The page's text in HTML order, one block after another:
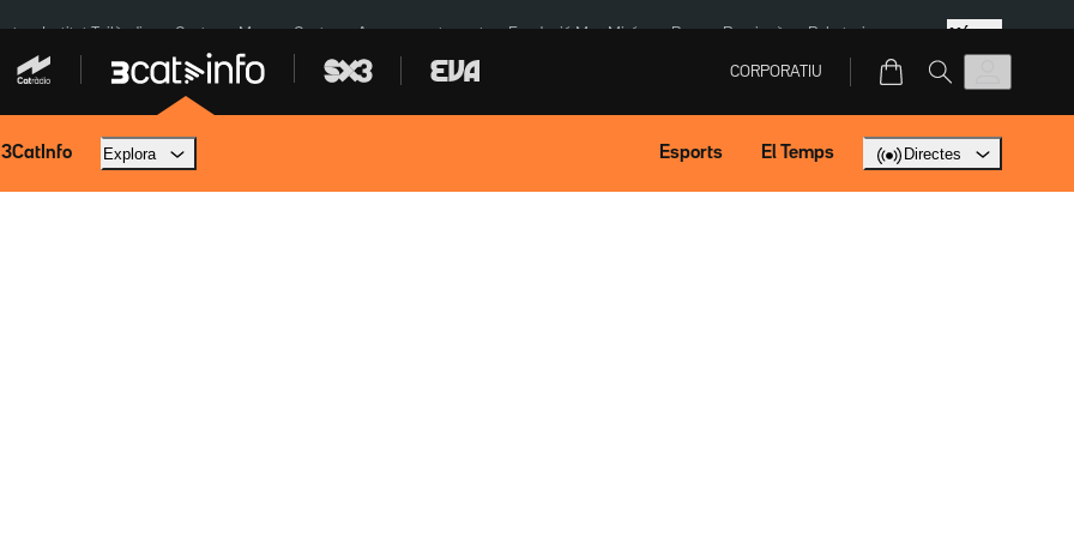
Institut Tailàndia Ceuta Menors Ceuta Aparcament agost Fundació Mas Miró eBay Perpinyà Robatoris coure Més
CORPORATIU
3CatInfo Explora Esports El Temps Directes